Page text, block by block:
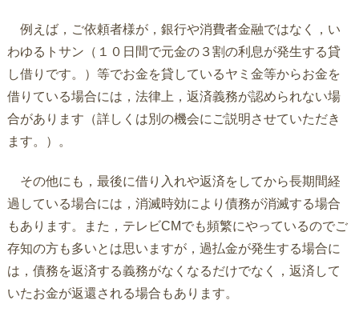
例えば，ご依頼者様が，銀行や消費者金融ではなく，い
わゆるトサン（１０日間で元金の３割の利息が発生する貸
し借りです。）等でお金を貸しているヤミ金等からお金を
借りている場合には，法律上，返済義務が認められない場
合があります（詳しくは別の機会にご説明させていただき
ます。）。
その他にも，最後に借り入れや返済をしてから長期間経
過している場合には，消滅時効により債務が消滅する場合
もあります。また，テレビCMでも頻繁にやっているのでご
存知の方も多いとは思いますが，過払金が発生する場合に
は，債務を返済する義務がなくなるだけでなく，返済して
いたお金が返還される場合もあります。